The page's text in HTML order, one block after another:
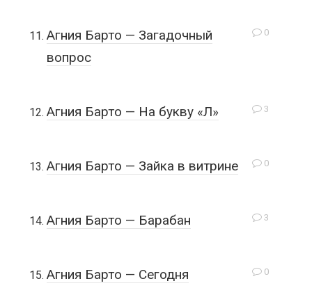
0
Агния Барто — Загадочный
вопрос
3
Агния Барто — На букву «Л»
0
Агния Барто — Зайка в витрине
3
Агния Барто — Барабан
0
Агния Барто — Сегодня